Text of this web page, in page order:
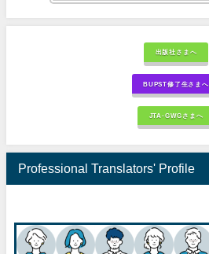
出版社さまへ
BUPST修了生さまへ
JTA-GWGさまへ
Professional Translators' Profile